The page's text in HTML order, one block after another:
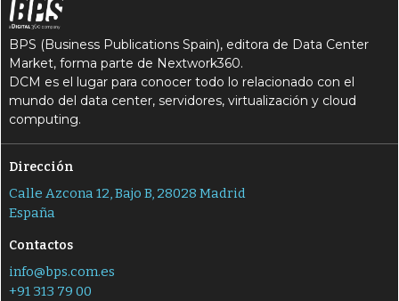
BPS (Business Publications Spain), editora de Data Center
Market, forma parte de Nextwork360.
DCM es el lugar para conocer todo lo relacionado con el
mundo del data center, servidores, virtualización y cloud
computing.
Dirección
Calle Azcona 12, Bajo B, 28028 Madrid
España
Contactos
info@bps.com.es
+91 313 79 00